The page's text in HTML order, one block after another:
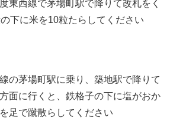
東西線で茅場町駅で降りて改札をく
下に米を10粒たらしてください
の茅場町駅に乗り、築地駅で降りて
面に行くと、鉄格子の下に塩がおか
足で蹴散らしてください